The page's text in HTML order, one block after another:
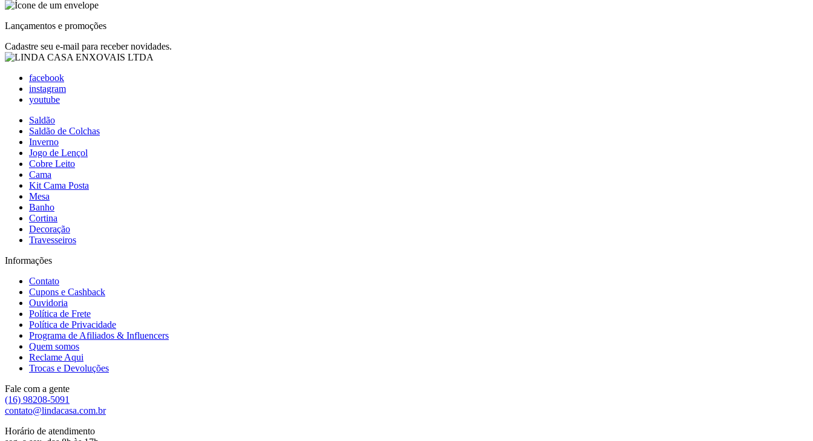
Lançamentos e promoções
Cadastre seu e-mail para receber novidades.
facebook
instagram
youtube
Saldão
Saldão de Colchas
Inverno
Jogo de Lençol
Cobre Leito
Cama
Kit Cama Posta
Mesa
Banho
Cortina
Decoração
Travesseiros
Informações
Contato
Cupons e Cashback
Ouvidoria
Política de Frete
Política de Privacidade
Programa de Afiliados & Influencers
Quem somos
Reclame Aqui
Trocas e Devoluções
Fale com a gente
(16) 98208-5091
contato@lindacasa.com.br
Horário de atendimento